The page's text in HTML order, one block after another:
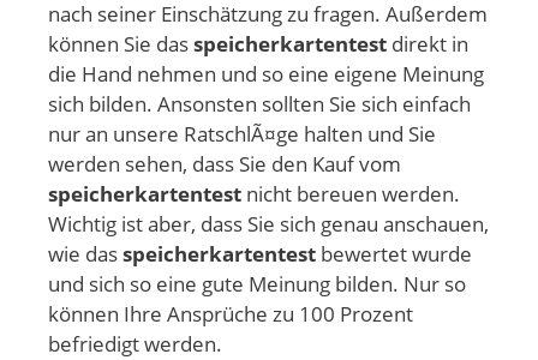
nach seiner Einschätzung zu fragen. Außerdem
können Sie dasspeicherkartentest direkt in
die Hand nehmen und so eine eigene Meinung
sich bilden. Ansonsten sollten Sie sich einfach
nur an unsere RatschlÃ¤ge halten und Sie
werden sehen, dass Sie den Kauf vom
speicherkartentest nicht bereuen werden.
Wichtig ist aber, dass Sie sich genau anschauen,
wie dasspeicherkartentest bewertet wurde
und sich so eine gute Meinung bilden. Nur so
können Ihre Ansprüche zu 100 Prozent
befriedigt werden.